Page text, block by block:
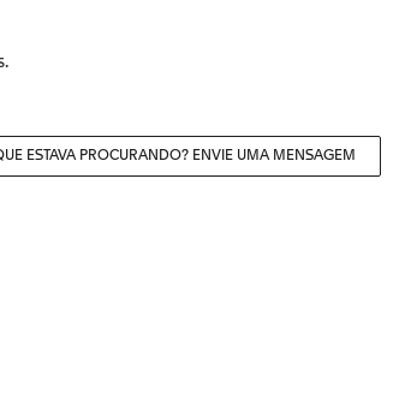
ESTAVA PROCURANDO? ENVIE UMA MENSAGEM